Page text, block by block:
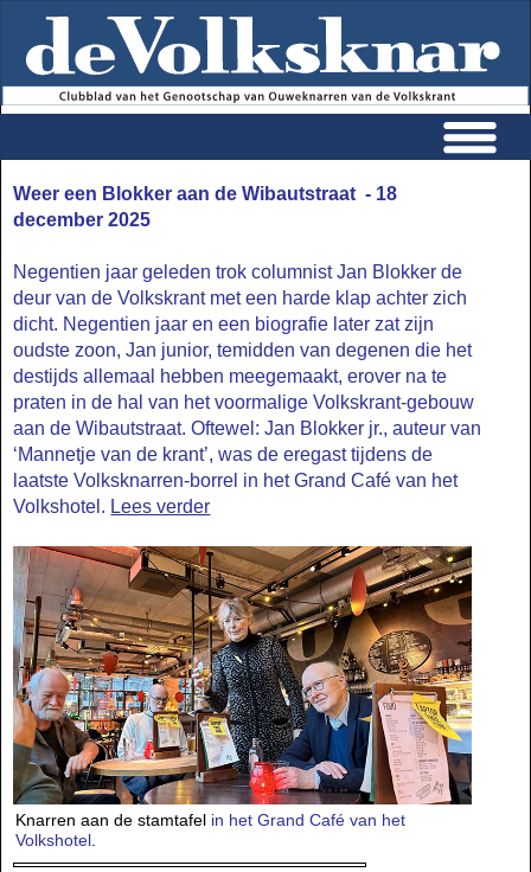
Portrettengalerij
Contact
Gastenboek
Weer een Blokker aan de Wibautstraat - 18
december 2025
Negentien jaar geleden trok columnist Jan Blokker de
deur van de Volkskrant met een harde klap achter zich
dicht. Negentien jaar en een biografie later zat zijn
oudste zoon, Jan junior, temidden van degenen die het
destijds allemaal hebben meegemaakt, erover na te
praten in de hal van het voormalige Volkskrant-gebouw
aan de Wibautstraat. Oftewel: Jan Blokker jr., auteur van
‘Mannetje van de krant’, was de eregast tijdens de
laatste Volksknarren-borrel in het Grand Café van het
Volkshotel. Lees verder
Knarren aan de stamtafel in het Grand Café van het
Volkshotel